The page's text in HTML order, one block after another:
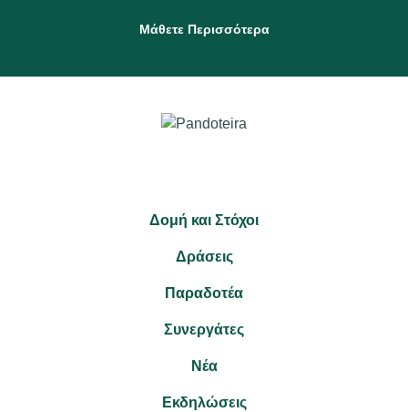
Μάθετε Περισσότερα
Δομή και Στόχοι
Δράσεις
Παραδοτέα
Συνεργάτες
Νέα
Εκδηλώσεις